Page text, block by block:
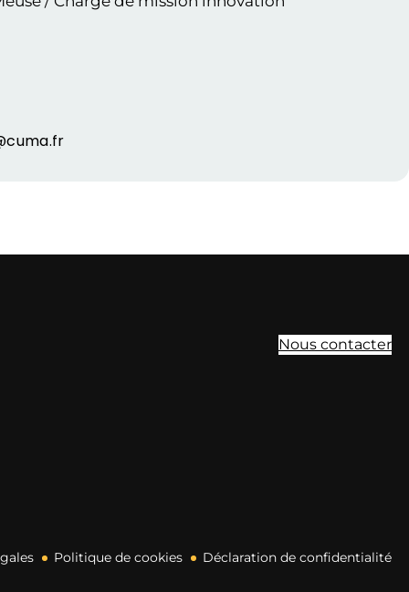
Nous contacter
Politique de cookies Déclaration de confidentialité